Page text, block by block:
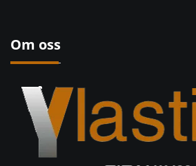
Om oss